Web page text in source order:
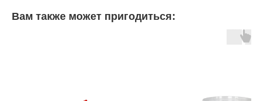
Вам также может пригодиться: